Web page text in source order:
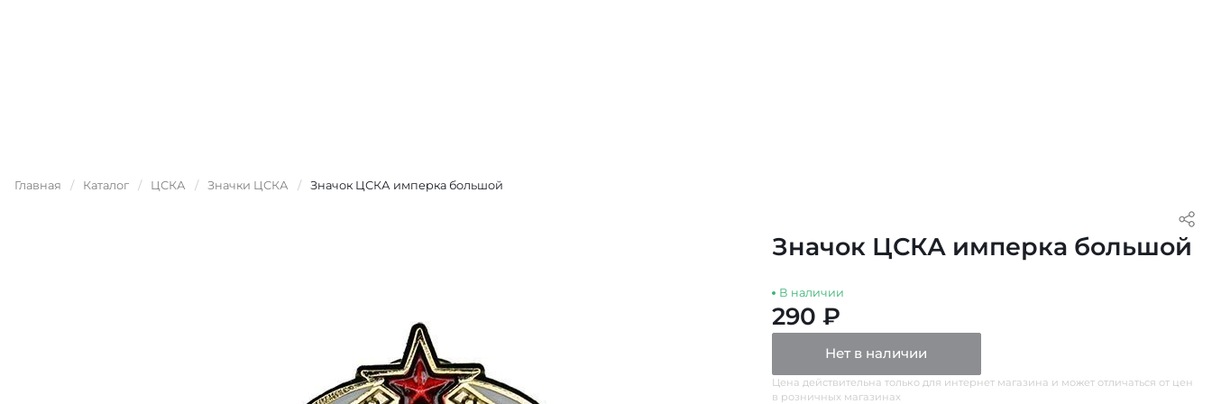
Главная / Каталог / ЦСКА / Значки ЦСКА / Значок ЦСКА имперка большой
Значок ЦСКА имперка большой
В наличии
290 ₽
Нет в наличии
Цена действительна только для интернет магазина и может отличаться от цен
в розничных магазинах